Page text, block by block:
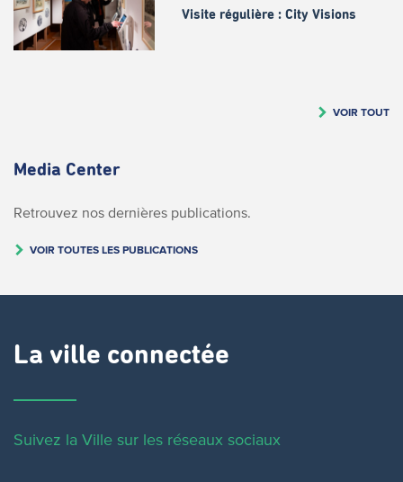
Visite régulière : City Visions
VOIR TOUT
Media Center
Retrouvez nos dernières publications.
VOIR TOUTES LES PUBLICATIONS
La ville connectée
Suivez la Ville sur les réseaux sociaux